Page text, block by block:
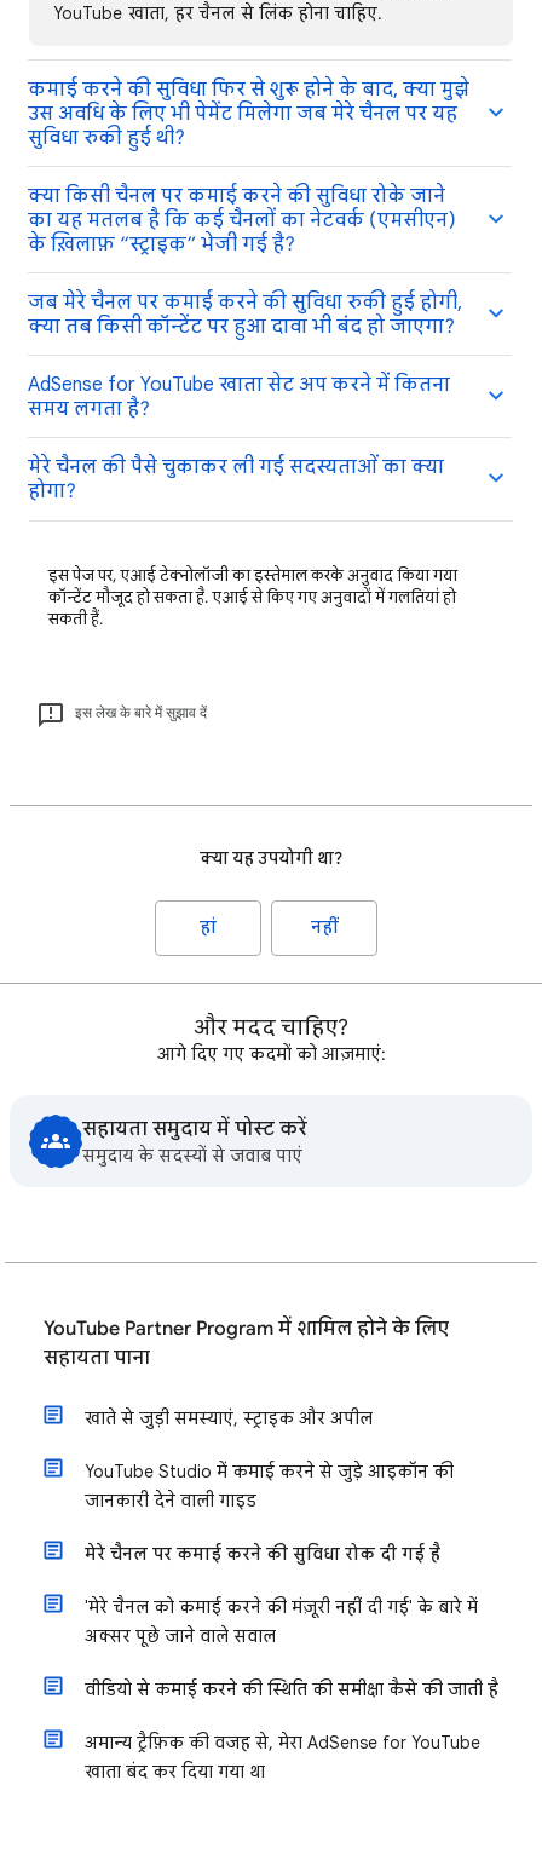
YouTube खाता, हर चैनल से लिंक होना चाहिए.
कमाई करने की सुविधा फिर से शुरू होने के बाद, क्या मुझे
उस अवधि के लिए भी पेमेंट मिलेगा जब मेरे चैनल पर यह
सुविधा रुकी हुई थी?
क्या किसी चैनल पर कमाई करने की सुविधा रोके जाने
का यह मतलब है कि कई चैनलों का नेटवर्क (एमसीएन)
के ख़िलाफ़ “स्ट्राइक” भेजी गई है?
जब मेरे चैनल पर कमाई करने की सुविधा रुकी हुई होगी,
क्या तब किसी कॉन्टेंट पर हुआ दावा भी बंद हो जाएगा?
AdSense for YouTube खाता सेट अप करने में कितना
समय लगता है?
मेरे चैनल की पैसे चुकाकर ली गई सदस्यताओं का क्या
होगा?
इस पेज पर, एआई टेक्नोलॉजी का इस्तेमाल करके अनुवाद किया गया
कॉन्टेंट मौजूद हो सकता है. एआई से किए गए अनुवादों में गलतियां हो
सकती हैं.
इस लेख के बारे में सुझाव दें
क्या यह उपयोगी था?
हां नहीं
और मदद चाहिए?
आगे दिए गए कदमों को आज़माएं:
सहायता समुदाय में पोस्ट करें
समुदाय के सदस्यों से जवाब पाएं
YouTube Partner Program में शामिल होने के लिए
सहायता पाना
खाते से जुड़ी समस्याएं, स्ट्राइक और अपील
YouTube Studio में कमाई करने से जुड़े आइकॉन की
जानकारी देने वाली गाइड
मेरे चैनल पर कमाई करने की सुविधा रोक दी गई है
'मेरे चैनल को कमाई करने की मंज़ूरी नहीं दी गई' के बारे में
अक्सर पूछे जाने वाले सवाल
वीडियो से कमाई करने की स्थिति की समीक्षा कैसे की जाती है
अमान्य ट्रैफ़िक की वजह से, मेरा AdSense for YouTube
खाता बंद कर दिया गया था